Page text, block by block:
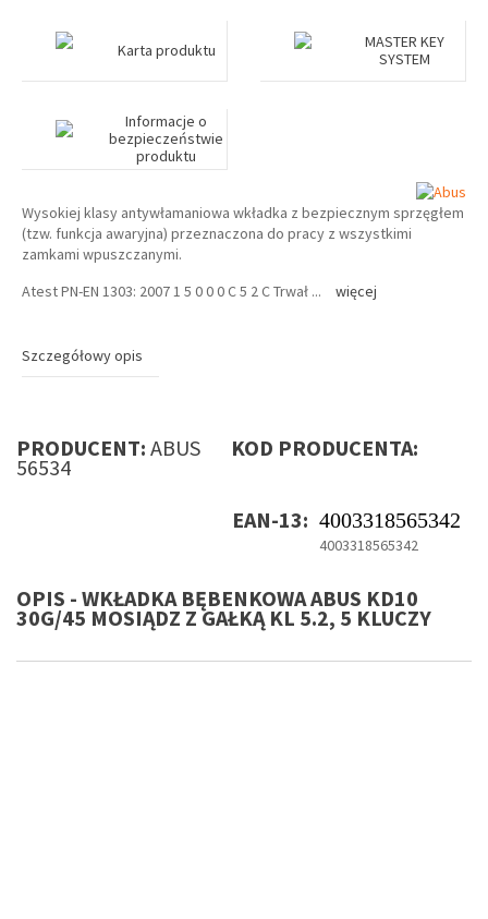
Karta produktu
MASTER KEY
SYSTEM
Informacje o
bezpieczeństwie
produktu
Wysokiej klasy antywłamaniowa wkładka z bezpiecznym sprzęgłem
(tzw. funkcja awaryjna) przeznaczona do pracy z wszystkimi
zamkami wpuszczanymi.
Atest PN-EN 1303: 2007 1 5 0 0 0 C 5 2 C Trwał ... więcej
Szczegółowy opis
PRODUCENT: ABUS KOD PRODUCENTA:
56534
EAN-13: 4003318565342
4003318565342
OPIS - WKŁADKA BĘBENKOWA ABUS KD10
30G/45 MOSIĄDZ Z GAŁKĄ KL 5.2, 5 KLUCZY